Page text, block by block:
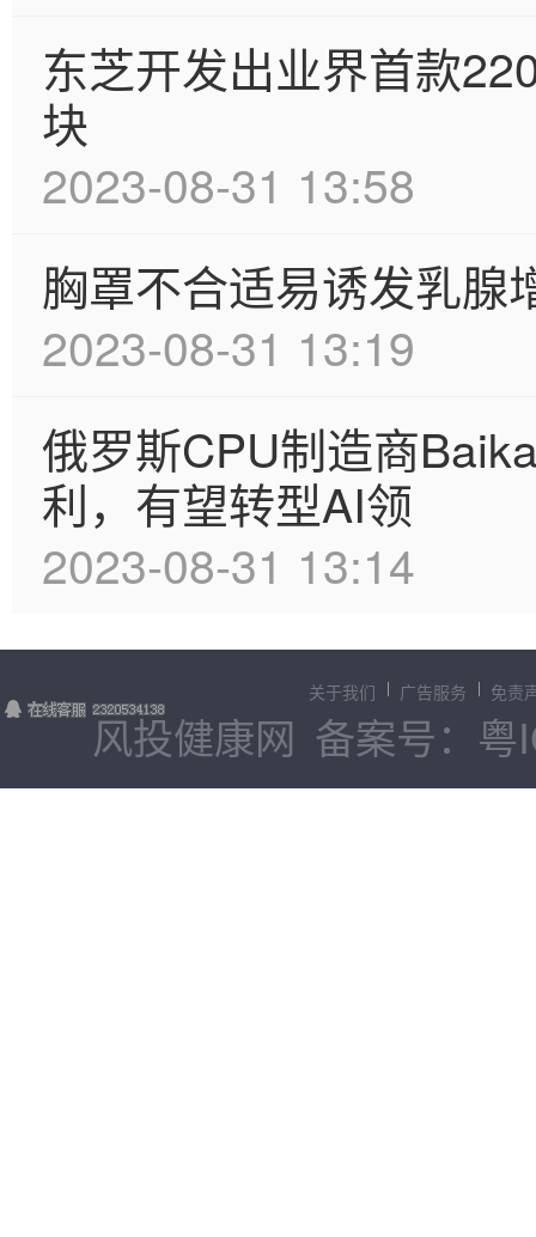
东芝开发出业界首款
块
2023-08-31 13:58
胸罩不合适易诱发乳腺
2023-08-31 13:19
俄罗斯CPU制造商
利，有望转型AI领
2023-08-31 13:14
关于我们 广告服务 免责
风投健康网 备案号：粤